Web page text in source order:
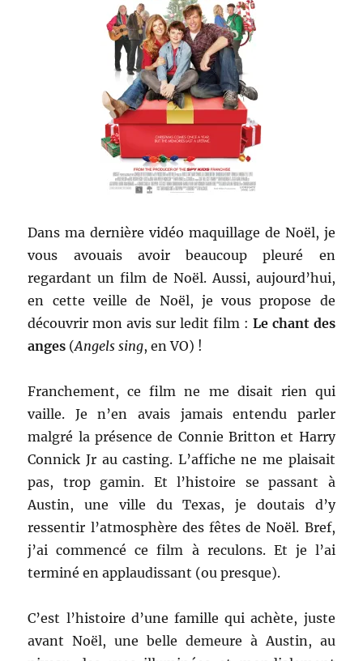
Dans ma dernière vidéo maquillage de Noël, je
vous avouais avoir beaucoup pleuré en
regardant un film de Noël. Aussi, aujourd’hui,
en cette veille de Noël, je vous propose de
découvrir mon avis sur ledit film : Le chant des
anges (Angels sing, en VO) !
Franchement, ce film ne me disait rien qui
vaille. Je n’en avais jamais entendu parler
malgré la présence de Connie Britton et Harry
Connick Jr au casting. L’affiche ne me plaisait
pas, trop gamin. Et l’histoire se passant à
Austin, une ville du Texas, je doutais d’y
ressentir l’atmosphère des fêtes de Noël. Bref,
j’ai commencé ce film à reculons. Et je l’ai
terminé en applaudissant (ou presque).
C’est l’histoire d’une famille qui achète, juste
avant Noël, une belle demeure à Austin, au